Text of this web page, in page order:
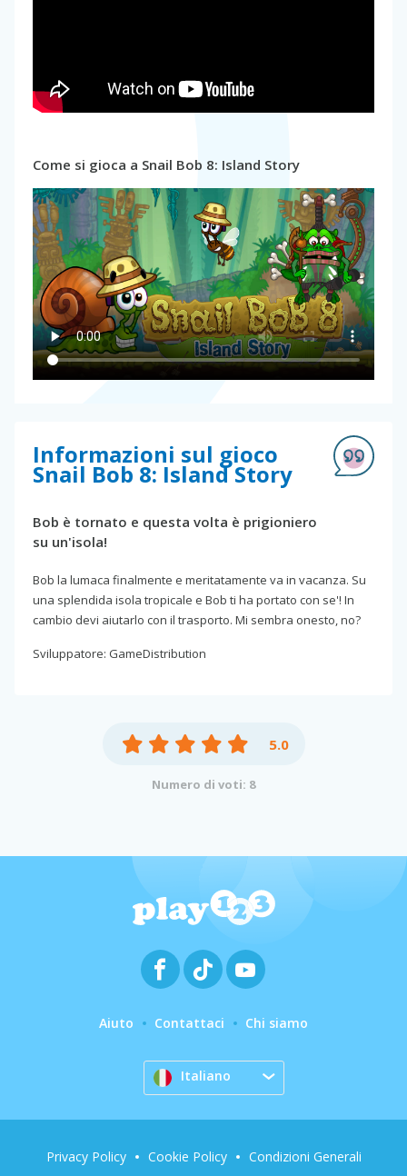
Come si gioca a Snail Bob 8: Island Story
Informazioni sul gioco
Snail Bob 8: Island Story
Bob è tornato e questa volta è prigioniero
su un'isola!
Bob la lumaca finalmente e meritatamente va in vacanza. Su
una splendida isola tropicale e Bob ti ha portato con se'! In
cambio devi aiutarlo con il trasporto. Mi sembra onesto, no?
Sviluppatore: GameDistribution
5.0
Numero di voti: 8
Aiuto Contattaci Chi siamo
Italiano
Privacy Policy Cookie Policy Condizioni Generali